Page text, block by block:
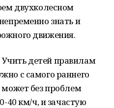
двухколесном
знать и
движения.
Учить детей правилам
с самого раннего
может без проблем
40 км/ч, и зачастую